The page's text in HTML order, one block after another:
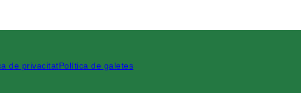
de privacitatPolítica de galetes